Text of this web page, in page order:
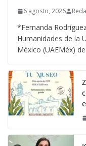
6 agosto, 2026
*Fernanda
Humanidades de la
México (UAEMéx)